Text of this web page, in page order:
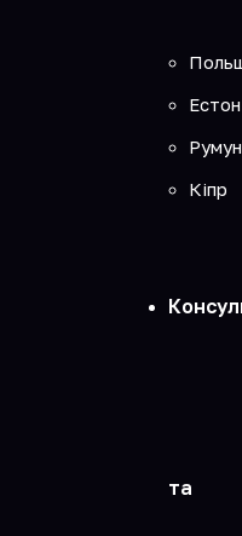
Кіпр
та